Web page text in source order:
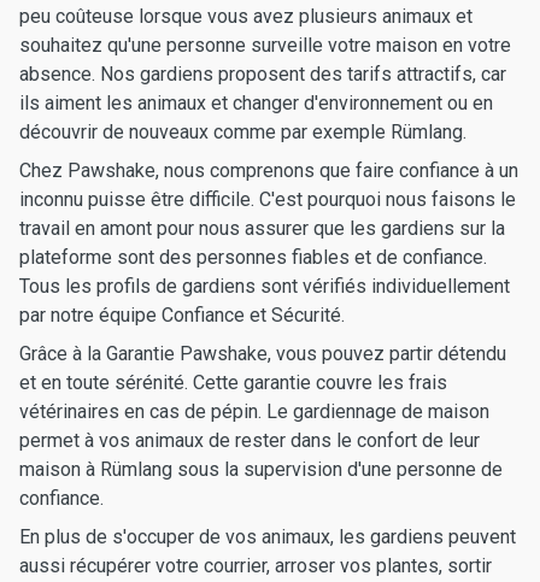
peu coûteuse lorsque vous avez plusieurs animaux et
souhaitez qu'une personne surveille votre maison en votre
absence. Nos gardiens proposent des tarifs attractifs, car
ils aiment les animaux et changer d'environnement ou en
découvrir de nouveaux comme par exemple Rümlang.
Chez Pawshake, nous comprenons que faire confiance à un
inconnu puisse être difficile. C'est pourquoi nous faisons le
travail en amont pour nous assurer que les gardiens sur la
plateforme sont des personnes fiables et de confiance.
Tous les profils de gardiens sont vérifiés individuellement
par notre équipe Confiance et Sécurité.
Grâce à la Garantie Pawshake, vous pouvez partir détendu
et en toute sérénité. Cette garantie couvre les frais
vétérinaires en cas de pépin. Le gardiennage de maison
permet à vos animaux de rester dans le confort de leur
maison à Rümlang sous la supervision d'une personne de
confiance.
En plus de s'occuper de vos animaux, les gardiens peuvent
aussi récupérer votre courrier, arroser vos plantes, sortir